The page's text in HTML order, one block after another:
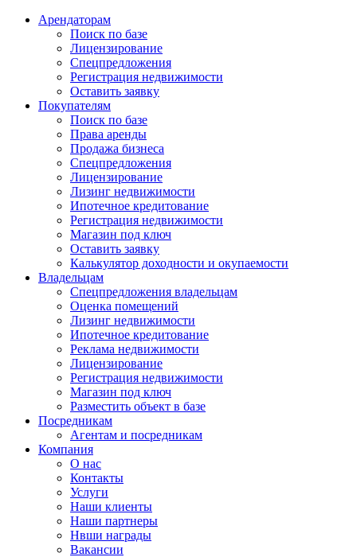
Арендаторам
Поиск по базе
Лицензирование
Спецпредложения
Регистрация недвижимости
Оставить заявку
Покупателям
Поиск по базе
Права аренды
Продажа бизнеса
Спецпредложения
Лицензирование
Лизинг недвижимости
Ипотечное кредитование
Регистрация недвижимости
Магазин под ключ
Оставить заявку
Калькулятор доходности и окупаемости
Владельцам
Спецпредложения владельцам
Оценка помещений
Лизинг недвижимости
Ипотечное кредитование
Реклама недвижимости
Лицензирование
Регистрация недвижимости
Магазин под ключ
Разместить объект в базе
Посредникам
Агентам и посредникам
Компания
О нас
Контакты
Услуги
Наши клиенты
Наши партнеры
Нвши награды
Вакансии